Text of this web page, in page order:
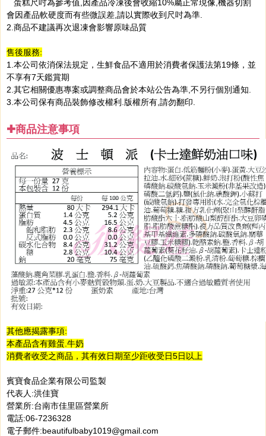
蛋糕尺吋為參考值,因產品冷凍後會收縮10%屬正常現像,機器切割
會因產品軟硬度而有些微誤差,請以實際收到尺吋為準.
2.商品不建議再次退凍會影響原味品質
售後服務:
1.本公司依消保法規定，生鮮食品不適用於消費者保護法第19條，並
不享有7天鑑賞期
2.其它相關優惠專案或調整商品會於本站公告為準,不另行個別通知.
3.本公司保有商品裝飾修改權利.版權所有,請勿翻印.
✚商品注意事項
其他應揭露事項:
本產品含有雞蛋.牛奶
消費者收受之商品，其有效日期至少距收受日5日以上
賓寶食品企業有限公司監製
代表人:洪佳寶
營業所:台南市佳里區營業所
電話:06-7236328
電子郵件:beautifulbaby1019@gmail.com